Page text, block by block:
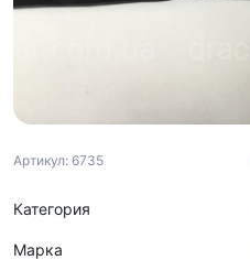
Артикул: 6735
Категория
Марка